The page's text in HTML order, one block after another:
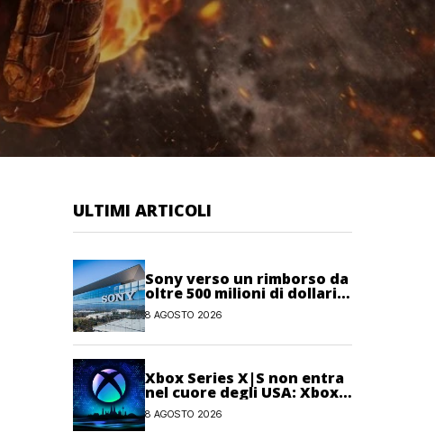
ULTIMI ARTICOLI
Sony verso un rimborso da
oltre 500 milioni di dollari
negli USA per dazi
illegittimi
8 AGOSTO 2026
Xbox Series X|S non entra
nel cuore degli USA: Xbox
One avrebbe ancora più
giocatori attivi
8 AGOSTO 2026